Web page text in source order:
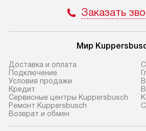
не предусмотрена.
прибор до двери или прихожей.
Если необходимо переместить
прибор до места установки,
пожалуйста, предварительно
уточните это с менеджером.
За данную услугу взимается
дополнительная плата. Важно
Заказать
Мир
Доставка и оплата
Подключение
Условия продажи
Кредит
Сервисные центры Kuppersbusch
Ремонт Kuppersbusch
Возврат и обмен